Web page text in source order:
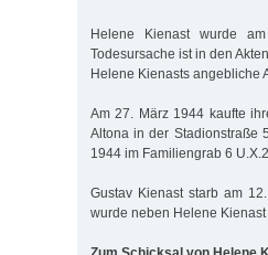
Helene Kienast wurde
Todesursache ist in den
Helene Kienasts angebliche
Am 27. März 1944 kaufte
Altona in der Stadionstraße
1944 im Familiengrab 6
Gustav Kienast starb am
wurde neben Helene